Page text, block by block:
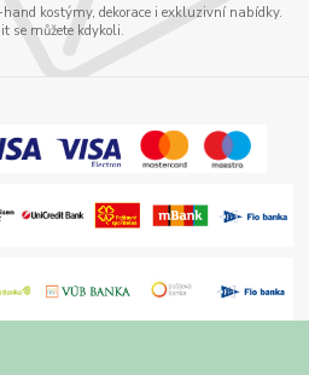
kostýmy, dekorace i exkluzivní nabídky.
se můžete kdykoli.